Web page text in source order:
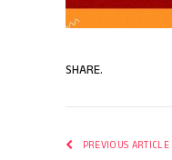
SHARE.
PREVIOUS ARTICLE